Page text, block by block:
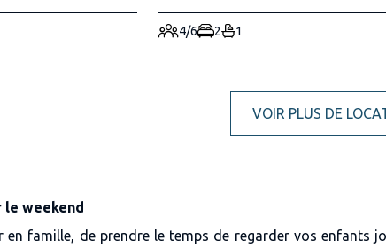
4/6 2 1
VOIR PLUS DE
weekend
en famille, de prendre le temps de regarder vos enfants